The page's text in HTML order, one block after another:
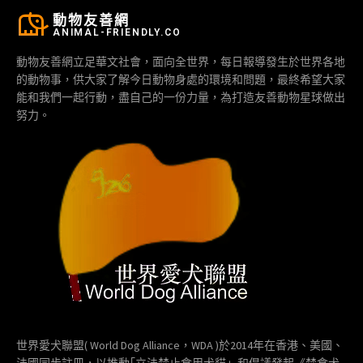
動物友善網
ANIMAL-FRIENDLY.CO
動物友善網立足華文社會，面向全世界，每日報導發生於世界各地
的動物事，供大家了解今日動物身處的環境和問題，最終希望大家
能和我們一起行動，盡自己的一份力量，為打造友善動物星球做出
努力。
世界愛犬聯盟( World Dog Alliance，WDA )於2014年在香港、美國、